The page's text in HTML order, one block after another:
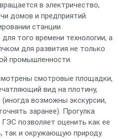
в электричество,
домов и предприятий.
станции
того времени технологии, а
для развития не только
промышленности.
смотровые площадки,
вид на плотину,
возможны экскурсии,
заранее). Прогулка
позволяет оценить как ее
так и окружающую природу.